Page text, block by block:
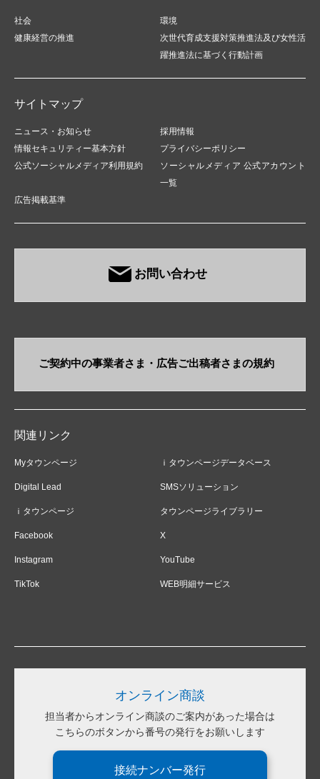
社会
環境
健康経営の推進
次世代育成支援対策推進法及び女性活
躍推進法に基づく行動計画
サイトマップ
ニュース・お知らせ
採用情報
情報セキュリティー基本方針
プライバシーポリシー
公式ソーシャルメディア利用規約
ソーシャルメディア 公式アカウント
一覧
広告掲載基準
お問い合わせ
ご契約中の事業者さま・​広告ご出稿者さまの規約
関連リンク
Myタウンページ ｉタウンページデータベース
Digital Lead SMSソリューション
ｉタウンページ タウンページライブラリー
Facebook X
Instagram YouTube
TikTok WEB明細サービス
オンライン商談
担当者からオンライン商談のご案内があった場合は
こちらのボタンから番号の発行をお願いします
接続ナンバー発行